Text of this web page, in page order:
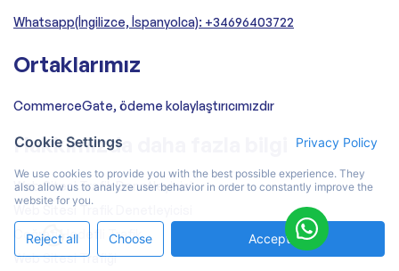
Whatsapp(İngilizce, İspanyolca): +34696403722
Ortaklarımız
CommerceGate, ödeme kolaylaştırıcımızdır
Hakkımızda daha fazla bilgi
Web Sitesi Trafik Denetleyicisi
Web Sitesi Trafik Denetleyicisi
Coğrafi Hedefli Trafik
Web Sitesi Trafiği
Cookie Settings Privacy Policy
We use cookies to provide you with the best possible experience. They
also allow us to analyze user behavior in order to constantly improve the
website for you.
Reject all Choose Accept All